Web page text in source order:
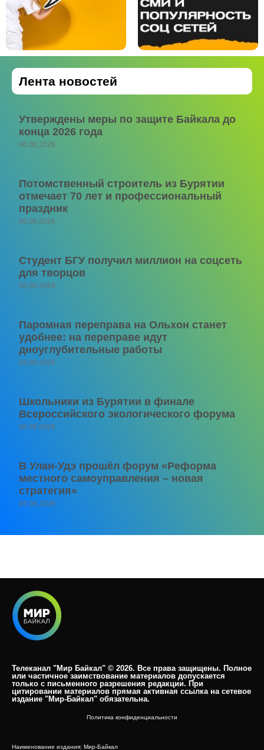
Лента новостей
Утверждены меры по защите Байкала до
конца 2026 года
06.08.2026
Потомственный строитель из Бурятии
отмечает 70 лет и профессиональный
праздник
06.08.2026
Студент БГУ получил миллион на соцсеть
для творцов
06.08.2026
Паромная переправа на Ольхон станет
удобнее: на переправе идут
дноуглубительные работы
06.08.2026
Школьники из Бурятии в финале
Всероссийского экологического форума
06.08.2026
В Улан-Удэ прошёл форум «Реформа
местного самоуправления – новая
стратегия»
05.08.2026
Телеканал "Мир Байкал" © 2026. Все права защищены. Полное
или частичное заимствование материалов допускается
только с письменного разрешения редакции. При
цитировании материалов прямая активная ссылка на сетевое
издание "Мир-Байкал" обязательна.​
Политика конфиденциальности
Наименование издания: Мир-Байкал